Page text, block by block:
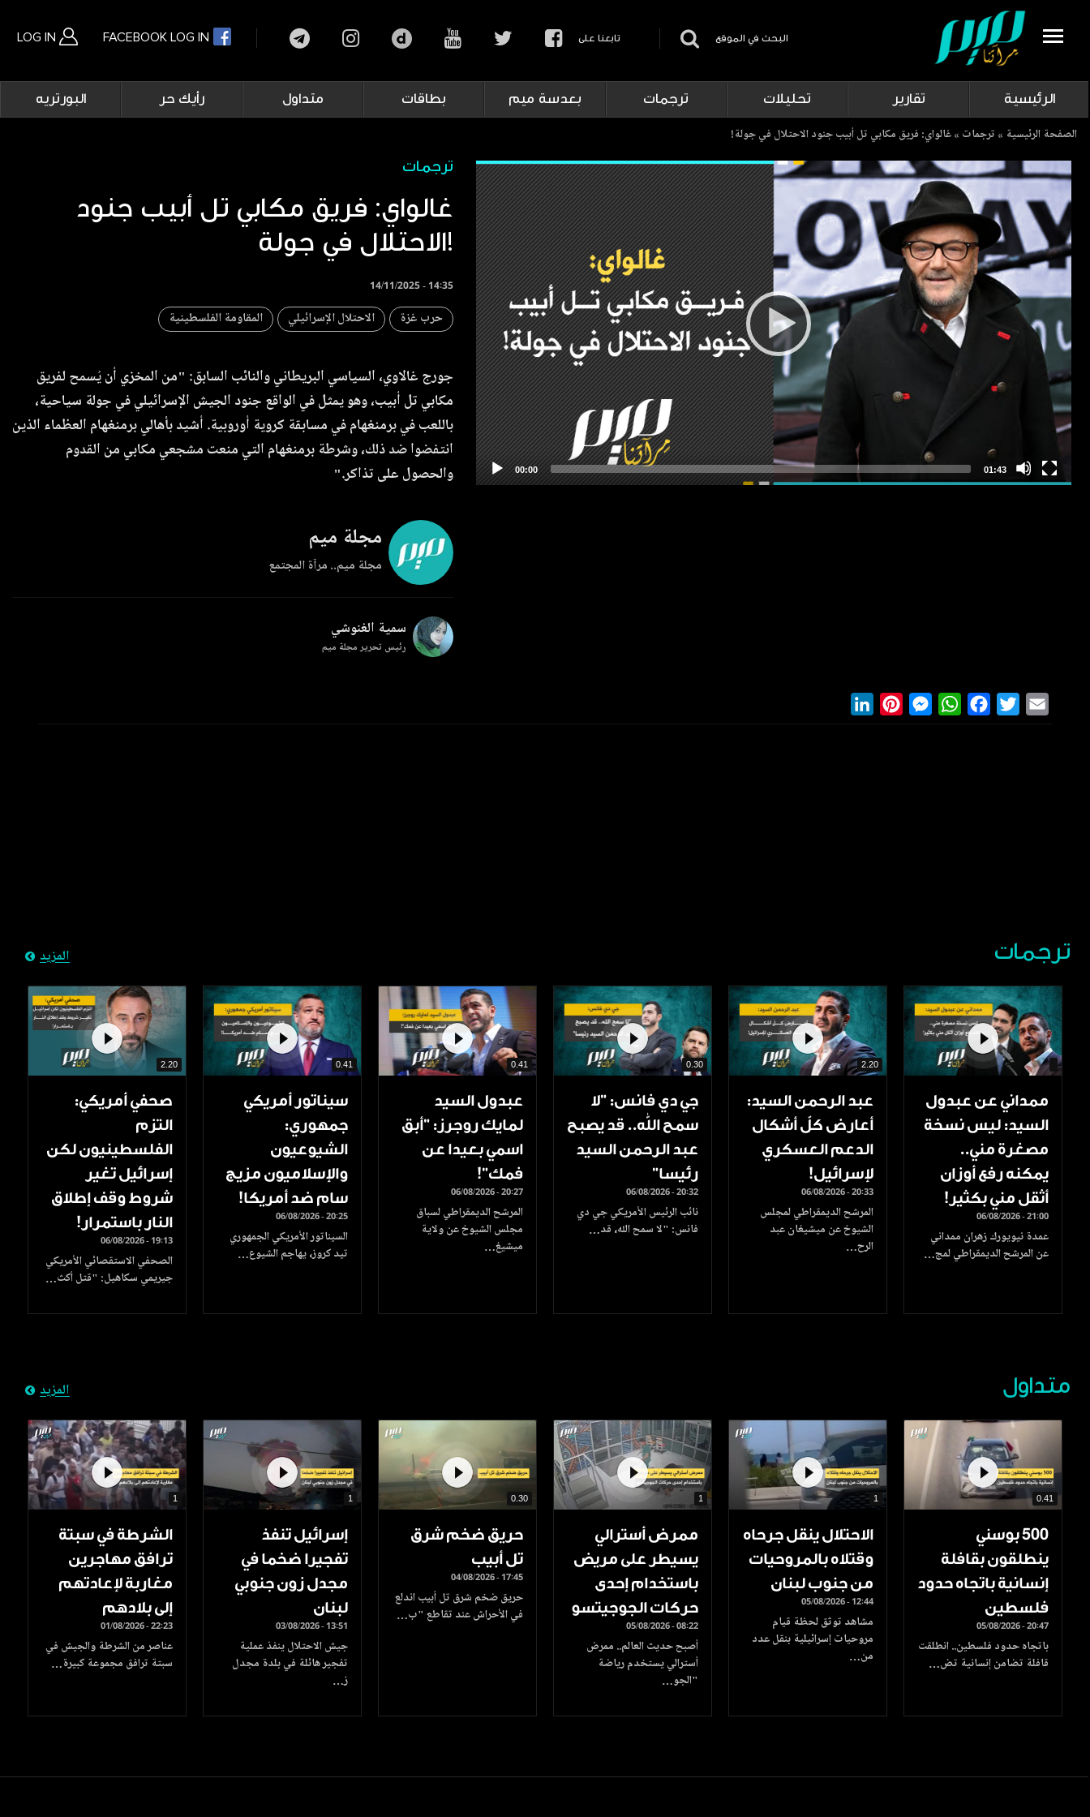
LOG IN FACEBOOK LOG IN البحث في الموقع تابعنا على
Main
navigation
الرئيسية تقارير تحليلات ترجمات بعدسة ميم بطاقات متداول رأيك حر البورتريه
Breadcrumb
الصفحة الرئيسية ترجمات غالواي: فريق مكابي تل أبيب جنود الاحتلال في جولة!
ترجمات
غالواي: فريق مكابي تل أبيب جنود
الاحتلال في جولة!
14/11/2025 - 14:35
حرب غزة الاحتلال الإسرائيلي المقاومة الفلسطينية
جورج غالاوي، السياسي البريطاني والنائب السابق: "من المخزي أن يُسمح لفريق
مكابي تل أبيب، وهو يمثل في الواقع جنود الجيش الإسرائيلي في جولة سياحية،
باللعب في برمنغهام في مسابقة كروية أوروبية. أشيد بأهالي برمنغهام العظماء الذين
انتفضوا ضد ذلك، وشرطة برمنغهام التي منعت مشجعي مكابي من القدوم
والحصول على تذاكر."
مجلة ميم
مجلة ميم.. مرآة المجتمع
سمية الغنوشي
رئيس تحرير مجلة ميم
LinkedInPinterestMessengerWhatsAppFacebook
Twitter
ترجمات المزيد
ممداني عن عبدول
السيد: ليس نسخة
مصغرة مني..
يمكنه رفع أوزان
أثقل مني بكثير!
06/08/2026 - 21:00
عمدة نيويورك زهران ممداني
عن المرشح الديمقراطي لمج…
2.20
عبد الرحمن السيد:
أعارض كلّ أشكال
الدعم العسكري
لإسرائيل!
06/08/2026 - 20:33
المرشح الديمقراطي لمجلس
الشيوخ عن ميشيغان عبد
الرح…
0.30
جي دي فانس: ”لا
سمح الله.. قد يصبح
عبد الرحمن السيد
رئيسا”
06/08/2026 - 20:32
نائب الرئيس الأمريكي جي دي
فانس: "لا سمح الله، قد…
0.41
عبدول السيد
لمايك روجرز: "أبق
اسمي بعيدا عن
فمك"!
06/08/2026 - 20:27
المرشح الديمقراطي لسباق
مجلس الشيوخ عن ولاية
ميشيغ…
0.41
سيناتور أمريكي
جمهوري:
الشيوعيون
والإسلاميون مزيج
سام ضد أمريكا!
06/08/2026 - 20:25
السيناتور الأمريكي الجمهوري
تيد كروز، يهاجم الشيوع…
2.20
صحفي أمريكي:
التزم
الفلسطينيون لكن
إسرائيل تغير
شروط وقف إطلاق
النار باستمرار!
06/08/2026 - 19:13
الصحفي الاستقصائي الأمريكي
جيريمي سكاهيل: "قتل أكث…
متداول المزيد
0.41
500 بوسني
ينطلقون بقافلة
إنسانية باتجاه حدود
فلسطين
05/08/2026 - 20:47
باتجاه حدود فلسطين.. انطلقت
قافلة تضامن إنسانية تض…
1
الاحتلال ينقل جرحاه
وقتلاه بالمروحيات
من جنوب لبنان
05/08/2026 - 12:44
مشاهد توثق لحظة قيام
مروحيات إسرائيلية بنقل عدد
من…
1
ممرض أسترالي
يسيطر على مريض
باستخدام إحدى
حركات الجوجيتسو
05/08/2026 - 08:22
أصبح حديث العالم.. ممرض
أسترالي يستخدم رياضة
"الجو…
0.30
حريق ضخم شرق
تل أبيب
04/08/2026 - 17:45
حريق ضخم شرق تل أبيب اندلع
في الأحراش عند تقاطع "ب…
1
إسرائيل تنفذ
تفجيرا ضخما في
مجدل زون جنوبي
لبنان
03/08/2026 - 13:51
جيش الاحتلال ينفذ عملية
تفجير هائلة في بلدة مجدل
ز…
1
الشرطة في سبتة
ترافق مهاجرين
مغاربة لإعادتهم
إلى بلادهم
01/08/2026 - 22:23
عناصر من الشرطة والجيش في
سبتة ترافق مجموعة كبيرة…